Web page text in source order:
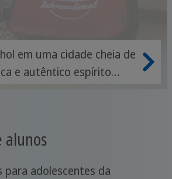
em uma cidade cheia de
e autêntico espírito
alunos
para adolescentes da